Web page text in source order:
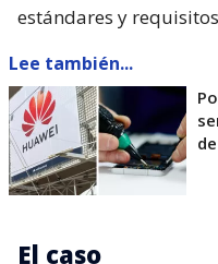
estándares y
Lee también...
El caso